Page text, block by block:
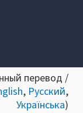
перевод /
, Русский,
Українська)